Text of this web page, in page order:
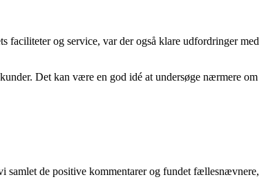
faciliteter og service, var der også klare udfordringer med
Det kan være en god idé at undersøge nærmere om
samlet de positive kommentarer og fundet fællesnævnere,